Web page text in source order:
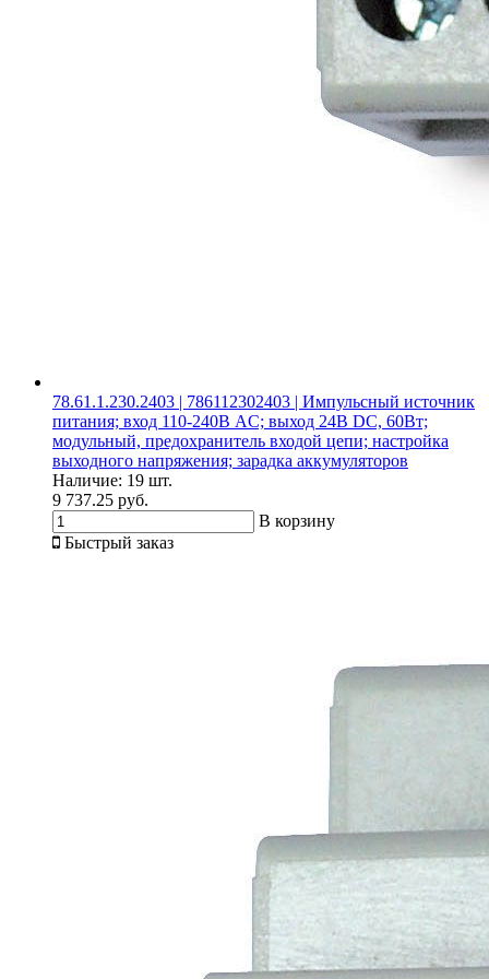
78.61.1.230.2403 | 786112302403 | Импульсный источник
питания; вход 110-240В AC; выход 24В DC, 60Вт;
модульный, предохранитель входой цепи; настройка
выходного напряжения; зарадка аккумуляторов
Наличие: 19 шт.
9 737.25 руб.
В корзину
Быстрый заказ